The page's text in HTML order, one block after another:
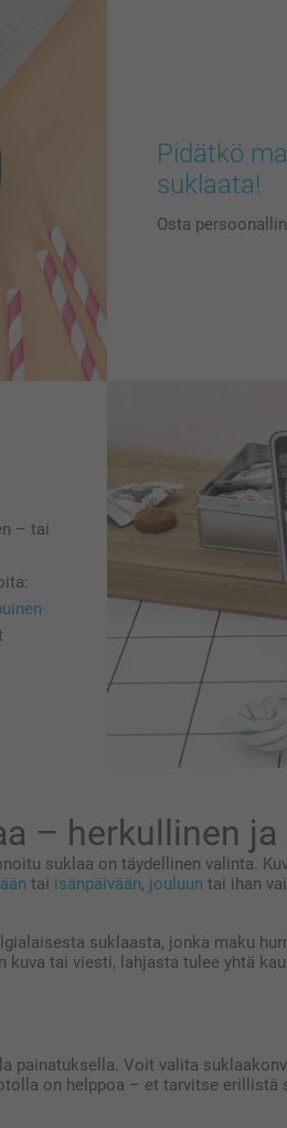
Pidätkö
suklaata!
Osta
– tai
– herkullinen
suklaa on täydellinen valinta.
tai isänpäivään, jouluun tai ihan
suklaasta, jonka maku
tai viesti, lahjasta tulee yhtä
painatuksella. Voit valita
on helppoa – et tarvitse